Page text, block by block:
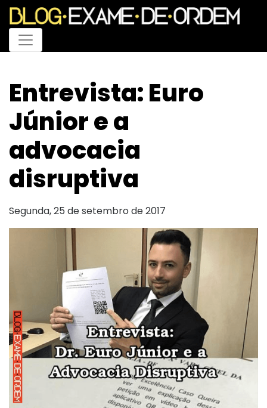
Menu
Entrevista: Euro
Júnior e a
advocacia
disruptiva
Segunda, 25 de setembro de 2017